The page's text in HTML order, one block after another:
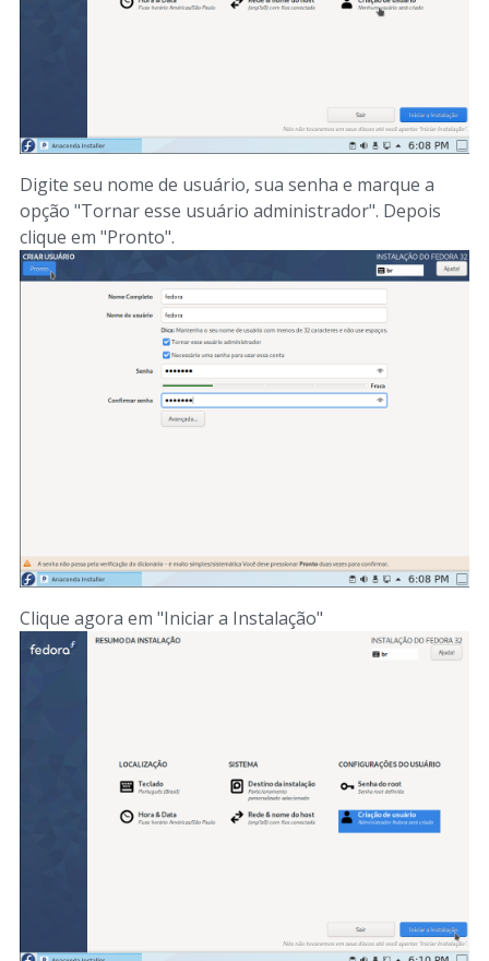
Digite seu nome de usuário, sua senha e marque a
opção "Tornar esse usuário administrador". Depois
clique em "Pronto".
Clique agora em "Iniciar a Instalação"